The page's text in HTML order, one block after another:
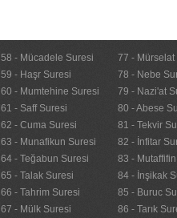
58 - Mücadele Suresi
59 - Haşr Suresi
60 - Mumtehine Suresi
61 - Saff Suresi
62 - Cuma Suresi
63 - Munafikun Suresi
64 - Teğabun Suresi
65 - Talak Suresi
66 - Tahrim Suresi
67 - Mülk Suresi
77 - Mürselat
78 - Nebe
79 - Nazi'at
80 - Abese
81 - Tekvir
82 - İnfitar
83 -
84 - İnşikak
85 - Buruc
86 - Tarık